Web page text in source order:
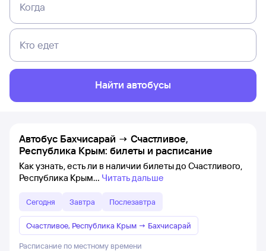
Когда
Кто едет
Найти автобусы
Автобус Бахчисарай → Счастливое,
Республика Крым: билеты и расписание
Как узнать, есть ли в наличии билеты до Счастливого,
Республика Крым
Читать дальше
Сегодня Завтра Послезавтра
Счастливое, Республика Крым → Бахчисарай
Расписание по местному времени